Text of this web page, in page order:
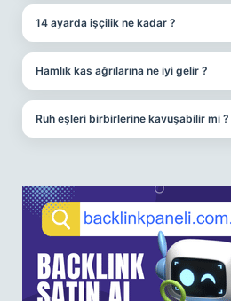
14 ayarda işçilik ne kadar ?
Hamlık kas ağrılarına ne iyi gelir ?
Ruh eşleri birbirlerine kavuşabilir mi ?